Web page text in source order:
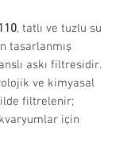
, tatlı ve tuzlu su
tasarlanmış
askı filtresidir.
ve kimyasal
filtrelenir;
için